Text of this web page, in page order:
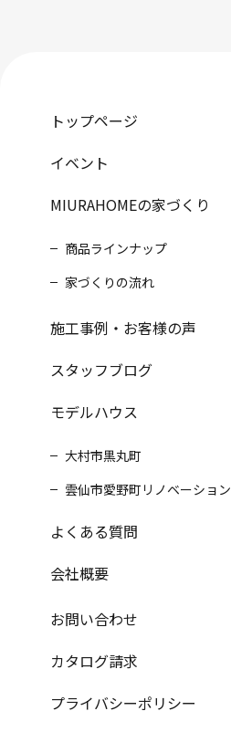
トップページ
イベント
MIURAHOMEの家づくり
商品ラインナップ
家づくりの流れ
施工事例・お客様の声
スタッフブログ
モデルハウス
大村市黒丸町
雲仙市愛野町リノベーション
よくある質問
会社概要
お問い合わせ
カタログ請求
プライバシーポリシー